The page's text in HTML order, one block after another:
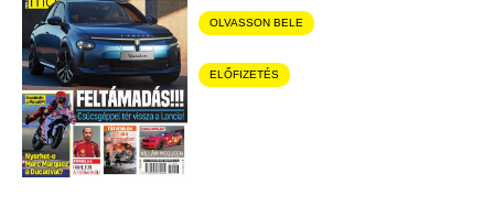
OLVASSON BELE
ELŐFIZETÉS